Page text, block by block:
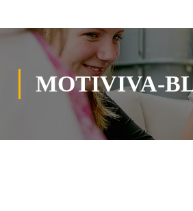
MOTIVIVA-